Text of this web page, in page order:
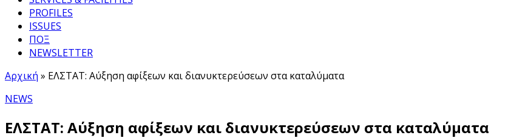
PROFILES
ISSUES
ΠΟΞ
NEWSLETTER
Αρχική » ΕΛΣΤΑΤ: Αύξηση αφίξεων και διανυκτερεύσεων στα καταλύματα
NEWS
ΕΛΣΤΑΤ: Αύξηση αφίξεων και διανυκτερεύσεων στα καταλύματα